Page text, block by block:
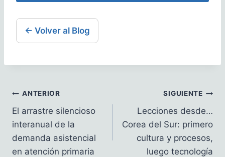
← Volver al Blog
Navegación
de
entradas
ANTERIOR
El arrastre silencioso
interanual de la
demanda asistencial
en atención primaria
SIGUIENTE
Lecciones desde…
Corea del Sur: primero
cultura y procesos,
luego tecnología